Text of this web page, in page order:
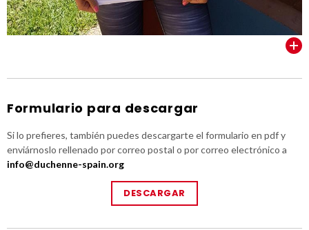
Formulario para descargar
Si lo prefieres, también puedes descargarte el formulario en pdf y
enviárnoslo rellenado por correo postal o por correo electrónico a
info@duchenne-spain.org
DESCARGAR